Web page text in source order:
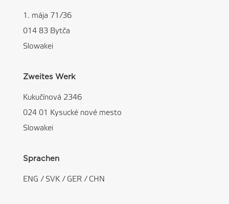
1. mája 71/36
014 83 Bytča
Slowakei
Zweites Werk
Kukučínová 2346
024 01 Kysucké nové mesto
Slowakei
Sprachen
ENG / SVK/ GER/ CHN